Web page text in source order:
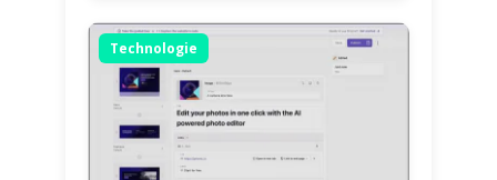
Technologie